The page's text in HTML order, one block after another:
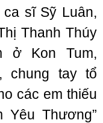
sĩ Sỹ Luân,
Thanh Thúy
ở Kon Tum,
chung tay tổ
các em thiếu
Yêu Thương”